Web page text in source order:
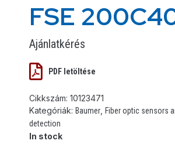
FSE
Ajánlatkérés
PDF letöltése
Cikkszám: 10123471
Kategóriák: Baumer Fiber optic sensors
detection
In stock